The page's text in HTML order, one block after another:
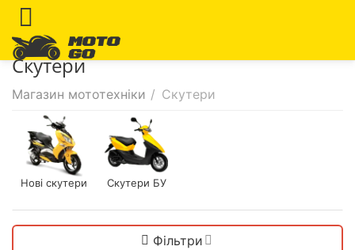
Скутери
Магазин мототехніки / Скутери
Нові скутери Скутери БУ
Фільтри